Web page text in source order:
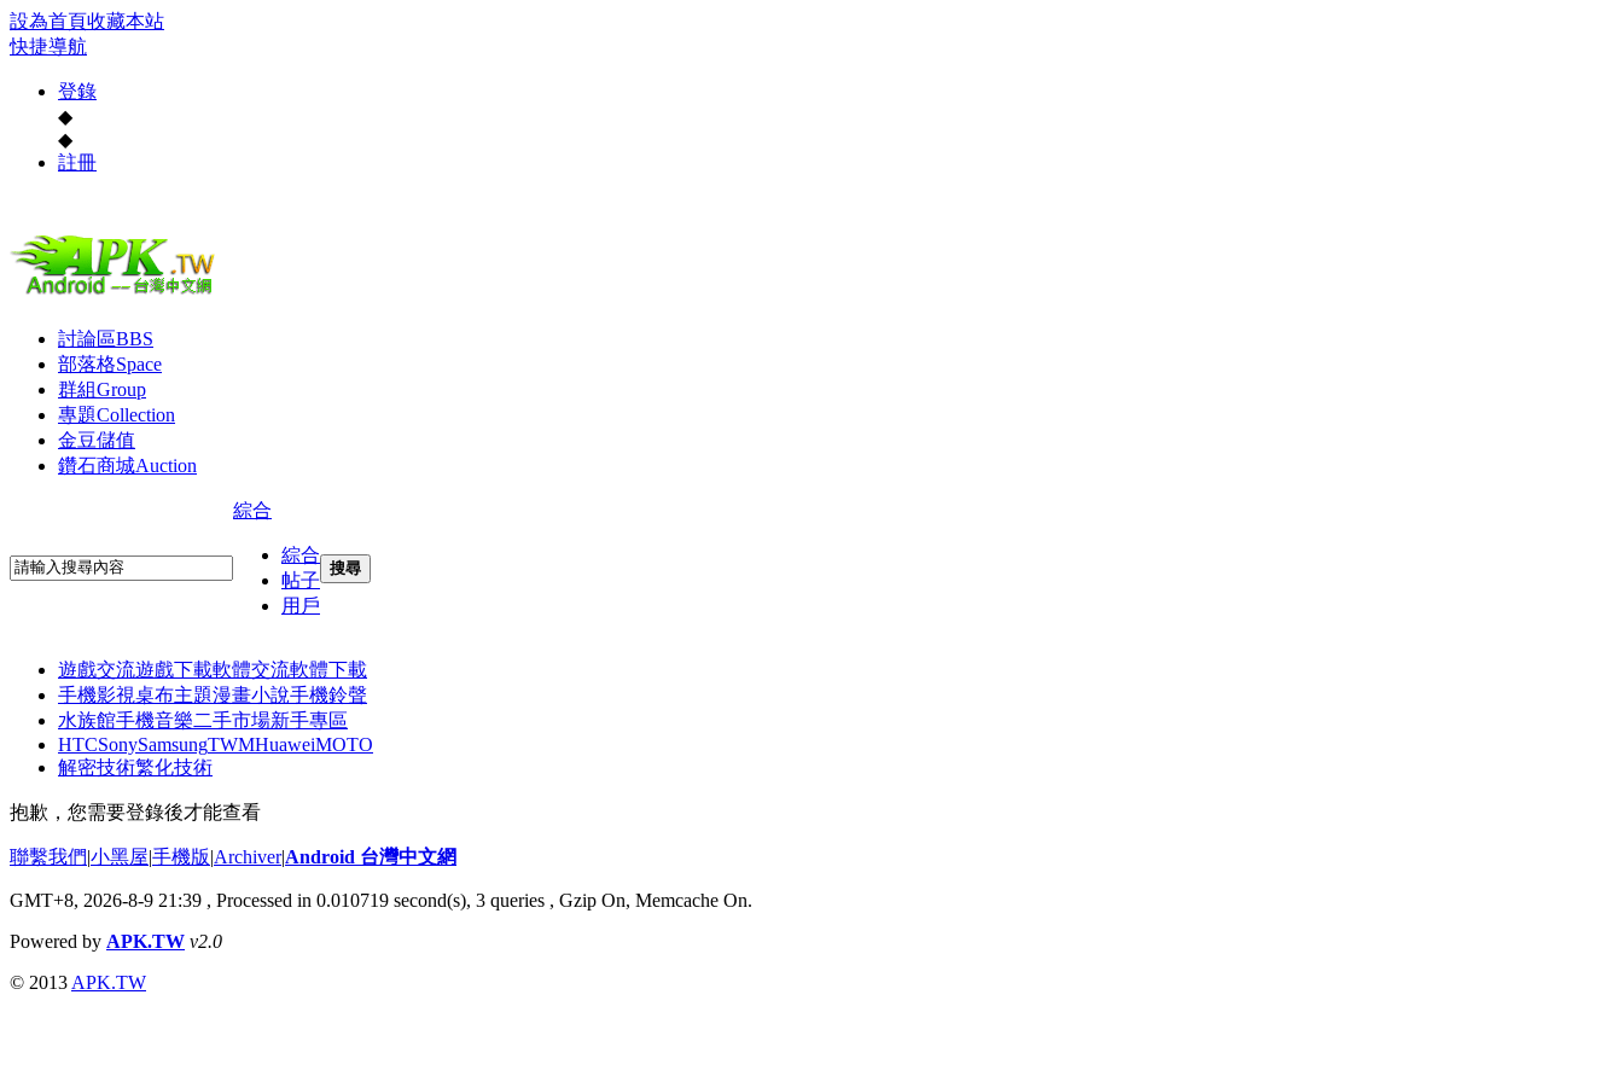
設為首頁收藏本站
快捷導航
登錄
◆
◆
註冊
討論區BBS
部落格Space
群組Group
專題Collection
金豆儲值
鑽石商城Auction
綜合
綜合
帖子
用戶
搜尋
遊戲交流遊戲下載軟體交流軟體下載
手機影視桌布主題漫畫小說手機鈴聲
水族館手機音樂二手市場新手專區
HTCSonySamsungTWMHuaweiMOTO
解密技術繁化技術
抱歉，您需要登錄後才能查看
聯繫我們|小黑屋|手機版|Archiver|Android 台灣中文網
GMT+8, 2026-8-9 21:39 , Processed in 0.010719 second(s), 3 queries , Gzip On, Memcache On.
Powered by APK.TW v2.0
© 2013 APK.TW